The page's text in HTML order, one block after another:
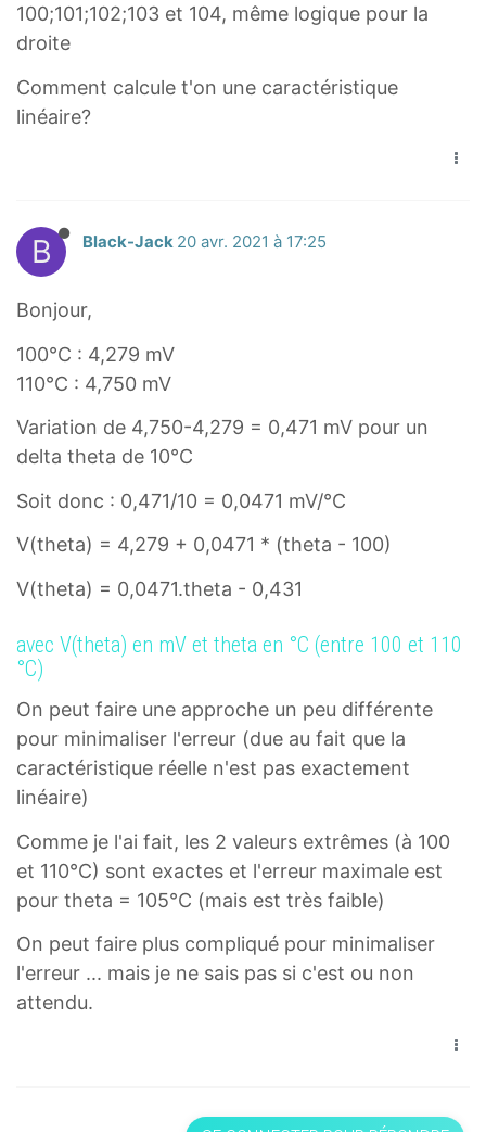
100;101;102;103 et 104, même logique pour la
droite
Comment calcule t'on une caractéristique
linéaire?
B Black-Jack 20 avr. 2021 à 17:25
Bonjour,
100°C : 4,279 mV
110°C : 4,750 mV
Variation de 4,750-4,279 = 0,471 mV pour un
delta theta de 10°C
Soit donc : 0,471/10 = 0,0471 mV/°C
V(theta) = 4,279 + 0,0471 * (theta - 100)
V(theta) = 0,0471.theta - 0,431
avec V(theta) en mV et theta en °C (entre 100 et 110
°C)
On peut faire une approche un peu différente
pour minimaliser l'erreur (due au fait que la
caractéristique réelle n'est pas exactement
linéaire)
Comme je l'ai fait, les 2 valeurs extrêmes (à 100
et 110°C) sont exactes et l'erreur maximale est
pour theta = 105°C (mais est très faible)
On peut faire plus compliqué pour minimaliser
l'erreur ... mais je ne sais pas si c'est ou non
attendu.